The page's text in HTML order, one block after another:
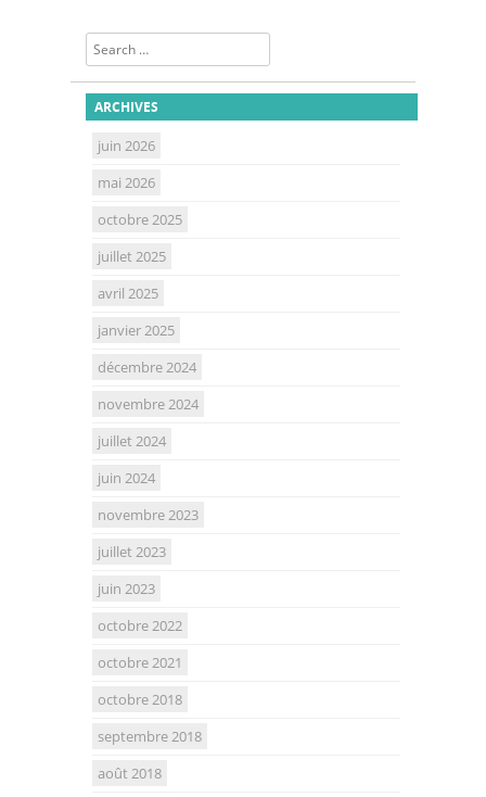
Search
ARCHIVES
juin 2026
mai 2026
octobre 2025
juillet 2025
avril 2025
janvier 2025
décembre 2024
novembre 2024
juillet 2024
juin 2024
novembre 2023
juillet 2023
juin 2023
octobre 2022
octobre 2021
octobre 2018
septembre 2018
août 2018